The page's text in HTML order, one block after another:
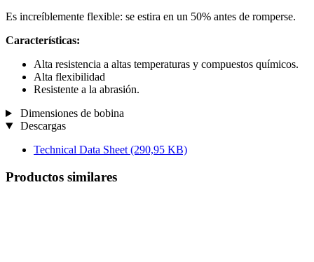
Es increíblemente flexible: se estira en un 50% antes de romperse.
Características:
Alta resistencia a altas temperaturas y compuestos químicos.
Alta flexibilidad
Resistente a la abrasión.
Dimensiones de bobina
Descargas
Technical Data Sheet (290,95 KB)
Productos similares